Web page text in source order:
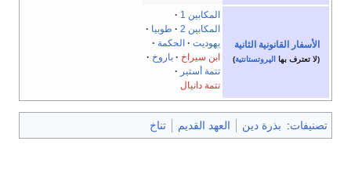
الأسفار القانونية الثانية
(لا تعترف بها الپروتستانتية)
المكابين 1
المكابين 2
طوبيا
يهوديت
الحكمة
ابن سيراخ
باروخ
تتمة أستير
تتمة دانيال
تصنيفات: بذرة دين العهد القديم تناخ